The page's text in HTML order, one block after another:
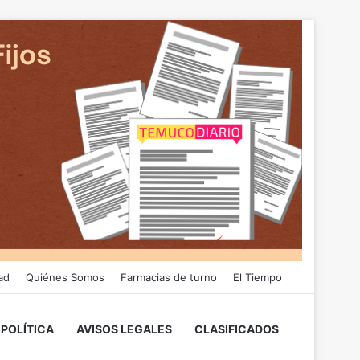
Quiénes Somos Farmacias de turno El Tiempo
POLÍTICA AVISOS LEGALES CLASIFICADOS